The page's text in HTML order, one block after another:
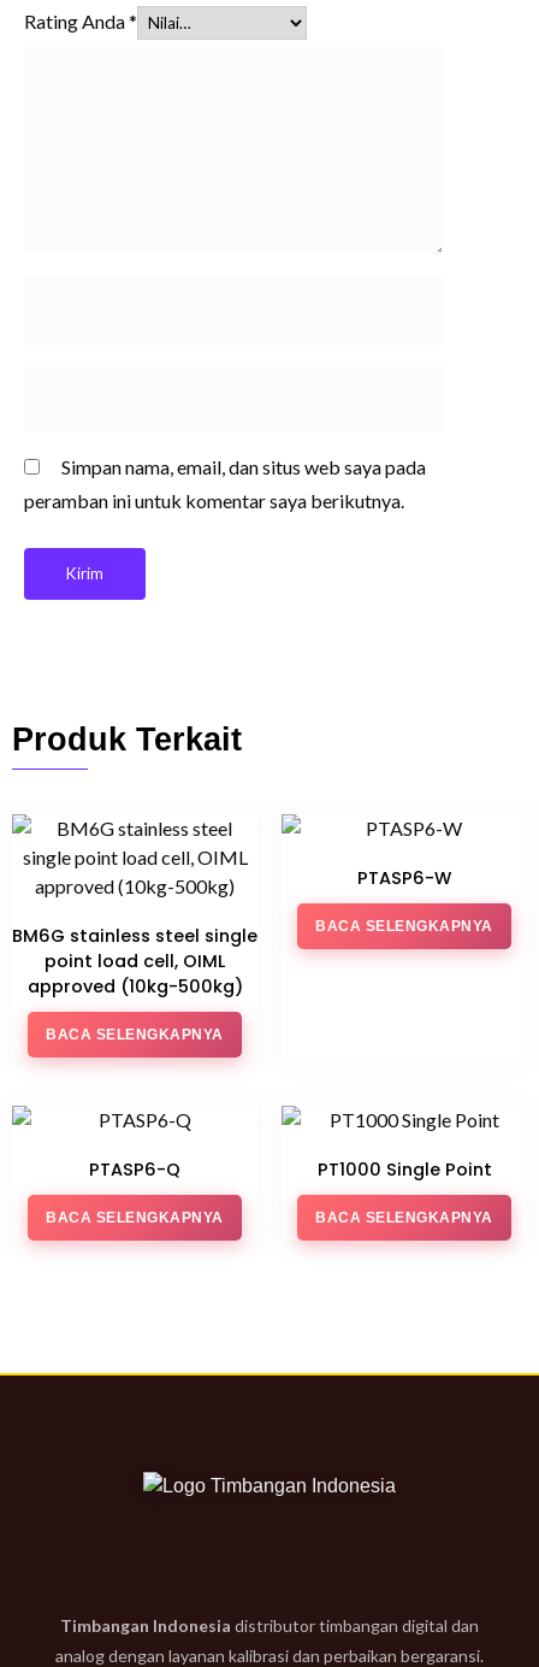
Rating Anda*
Simpan nama, email, dan situs web saya pada
peramban ini untuk komentar saya berikutnya.
Produk Terkait
BM6G stainless steel single
point load cell, OIML
approved (10kg-500kg)
BACA SELENGKAPNYA
PTASP6-W
BACA SELENGKAPNYA
PTASP6-Q
BACA SELENGKAPNYA
PT1000 Single Point
BACA SELENGKAPNYA
Timbangan Indonesia distributor timbangan digital dan
analog dengan layanan kalibrasi dan perbaikan bergaransi.